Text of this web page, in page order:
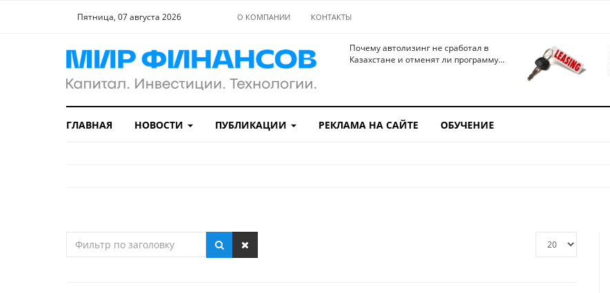
Пятница, 07 августа 2026 О КОМПАНИИ КОНТАКТЫ
Почему автолизинг не сработал в
Казахстане и отменят ли программу...
ГЛАВНАЯ НОВОСТИ ПУБЛИКАЦИИ РЕКЛАМА НА САЙТЕ ОБУЧЕНИЕ